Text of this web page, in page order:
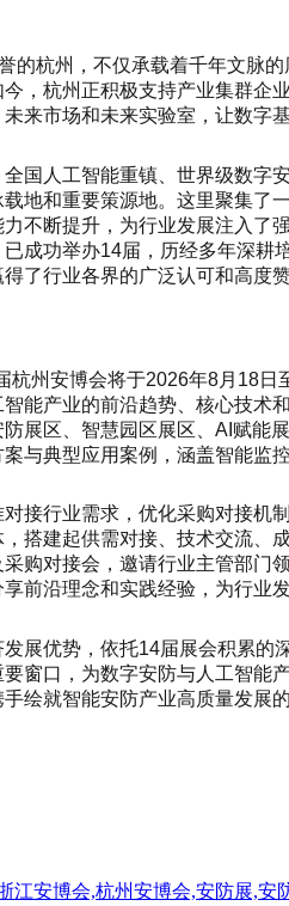
的杭州，不仅承载着千年文脉
，杭州正积极支持产业集群企
来市场和未来实验室，让数字
国人工智能重镇、世界级数字
地和重要策源地。这里聚集了
不断提升，为行业发展注入
成功举办14届，历经多年深耕
了行业各界的广泛认可和高度赞
杭州安博会将于2026年8月18日
能产业的前沿趋势、核心技术
展区、智慧园区展区、AI赋能
与典型应用案例，涵盖智能监
对接行业需求，优化采购对接机
搭建起供需对接、技术交流、
购对接会，邀请行业主管部门
前沿理念和实践经验，为行业
展优势，依托14届展会积累的
窗口，为数字安防与人工智能
绘就智能安防产业高质量发展
江安博会,杭州安博会,安防展,安